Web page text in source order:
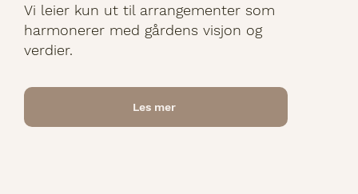
Vi leier kun ut til arrangementer som
harmonerer med gårdens visjon og
verdier.
Les mer